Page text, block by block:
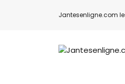
Jantesenligne.com